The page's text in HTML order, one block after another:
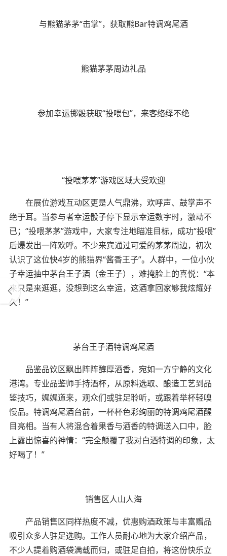
与熊猫茅茅“击掌”，获取熊Bar特调鸡尾酒
熊猫茅茅周边礼品
参加幸运掷骰获取“投喂包”，来客络绎不绝
“投喂茅茅”游戏区域大受欢迎
在展位游戏互动区更是人气鼎沸，欢呼声、鼓掌声不
绝于耳。当参与者幸运骰子停下显示幸运数字时，激动不
已；“投喂茅茅”游戏中，大家专注地瞄准目标，成功“投喂”
后爆发出一阵欢呼。不少来宾通过可爱的茅茅周边，初次
认识了这位快4岁的熊猫界“酱香王子”。人群中，一位小伙
子幸运抽中茅台王子酒（金王子），难掩脸上的喜悦：“本
来只是来逛逛，没想到这么幸运，这酒拿回家够我炫耀好
久！”
茅台王子酒特调鸡尾酒
品鉴品饮区飘出阵阵醇厚酒香，宛如一方宁静的文化
港湾。专业品鉴师手持酒杯，从原料选取、酿造工艺到品
鉴技巧，娓娓道来，观众们或驻足聆听，或跟着举杯轻嗅
慢品。特调鸡尾酒台前，一杯杯色彩绚丽的特调鸡尾酒醒
目亮相。当有人将混合着果香与酒香的特调送入口中，脸
上露出惊喜的神情：“完全颠覆了我对白酒特调的印象，太
好喝了！”
销售区人山人海
产品销售区同样热度不减，优惠购酒政策与丰富赠品
吸引众多人驻足选购。工作人员耐心地为大家介绍产品，
不少人提着购酒袋满载而归，或驻足自拍，将这份快乐立